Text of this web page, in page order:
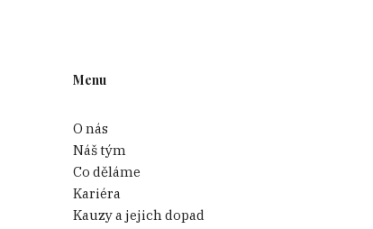
Menu
O nás
Náš tým
Co děláme
Kariéra
Kauzy a jejich dopad